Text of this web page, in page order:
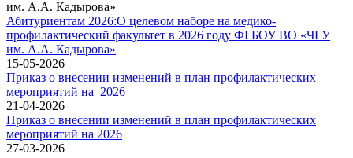
Абитуриентам 2026:О целевом наборе на медико-
профилактический факультет в 2026 году ФГБОУ ВО «ЧГУ
им. А.А. Кадырова»
15-05-2026
Приказ о внесении изменений в план профилактических
мероприятий на_2026
21-04-2026
Приказ о внесении изменений в план профилактических
мероприятий на 2026
27-03-2026